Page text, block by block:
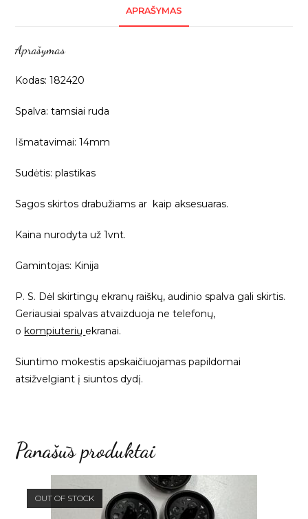
182420
APRAŠYMAS
Aprašymas
Kodas: 182420
Spalva: tamsiai ruda
Išmatavimai: 14mm
Sudėtis: plastikas
Sagos skirtos drabužiams ar kaip aksesuaras.
Kaina nurodyta už 1vnt.
Gamintojas: Kinija
P. S. Dėl skirtingų ekranų raiškų, audinio spalva gali skirtis.
Geriausiai spalvas atvaizduoja ne telefonų,
okompiuterių ekranai.
Siuntimo mokestis apskaičiuojamas papildomai
atsižvelgiant į siuntos dydį.
Panašūs produktai
OUT OF STOCK